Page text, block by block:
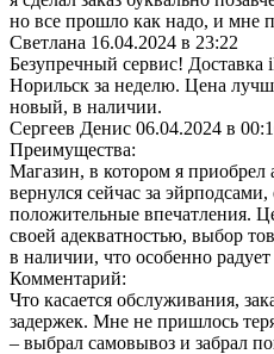
но все прошло как надо, и мне
Светлана 16.04.2024 в 23:22
Безупречный сервис! Доставка
Норильск за неделю. Цена
новый, в наличии.
Сергеев Денис 06.04.2024 в
Преимущества:
Магазин, в котором я приобрел
вернулся сейчас за
положительные впечатления.
своей адекватностью, выбор
в наличии, что особенно
Комментарий:
Что касается обслуживания,
задержек. Мне не пришлось
– выбрал самовывоз и забрал